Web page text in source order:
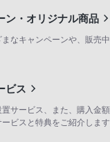
ン・オリジナル商品
なキャンペーンや、販売
ビス
サービス、また、購入金
ビスと特典をご紹介します